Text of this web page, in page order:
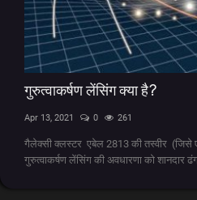
गुरुत्वाकर्षण लेंसिंग क्या है?
Apr 13, 2021 0 261
गैलेक्सी क्लस्टर एबेल 2813 की तस्वीर (जिसे
गुरुत्वाकर्षण लेंसिंग की अवधारणा को शानदार